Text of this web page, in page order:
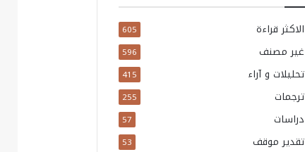
الاكثر قراءة 605
غير مصنف 596
تحليلات و آراء 415
ترجمات 255
دراسات 57
تقدير موقف 53